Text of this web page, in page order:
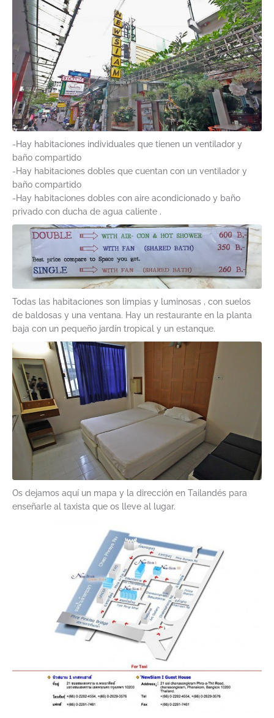
-Hay habitaciones individuales que tienen un ventilador y
baño compartido
-Hay habitaciones dobles que cuentan con un ventilador y
baño compartido
-Hay habitaciones dobles con aire acondicionado y baño
privado con ducha de agua caliente .
Todas las habitaciones son limpias y luminosas , con suelos
de baldosas y una ventana. Hay un restaurante en la planta
baja con un pequeño jardín tropical y un estanque.
Os dejamos aquí un mapa y la dirección en Tailandés para
enseñarle al taxista que os lleve al lugar.